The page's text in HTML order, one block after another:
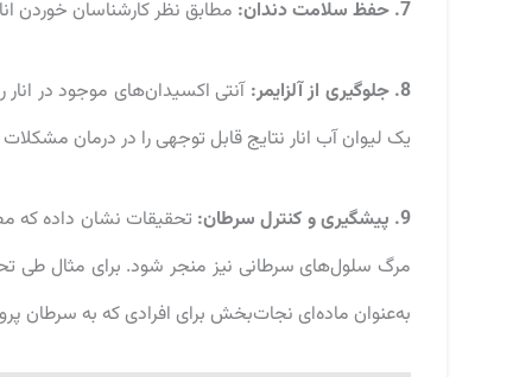
7. حفظ سلامت دندان: مطابق نظر کارشناسان خوردن
8. جلوگیری از آلزایمر:
آنتی اکسیدان‌های موجود در انار
یک لیوان آب انار نتایج قابل توجهی را در درمان
9. پیشگیری و کنترل سرطان:
تحقیقات نشان داده که
مرگ سلول‌های سرطانی نیز منجر شود. برای مثال طی
به‌عنوان ماده‌ای نجات‌بخش برای افرادی که به سرطان